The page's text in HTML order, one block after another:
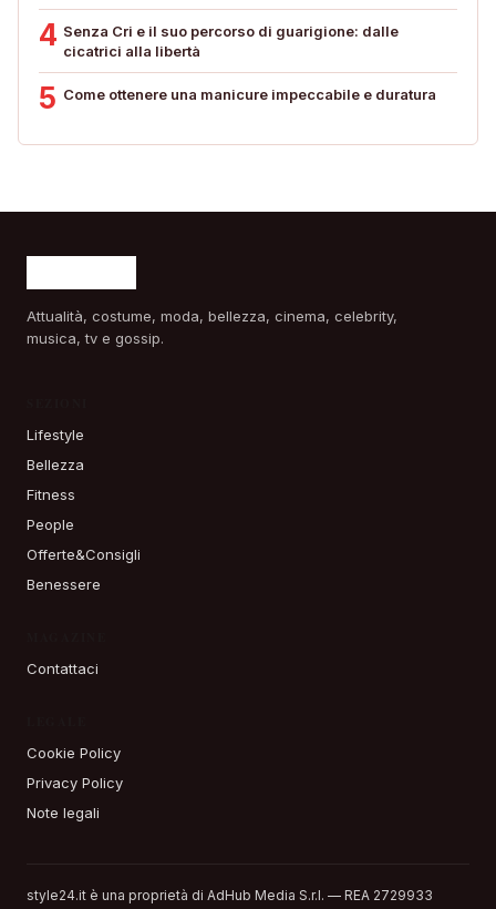
4 Senza Cri e il suo percorso di guarigione: dalle
cicatrici alla libertà
5 Come ottenere una manicure impeccabile e duratura
Attualità, costume, moda, bellezza, cinema, celebrity,
musica, tv e gossip.
Lifestyle
Bellezza
Fitness
People
Offerte&Consigli
Benessere
Contattaci
Cookie Policy
Privacy Policy
Note legali
style24.it è una proprietà di AdHub Media S.r.l. — REA 2729933